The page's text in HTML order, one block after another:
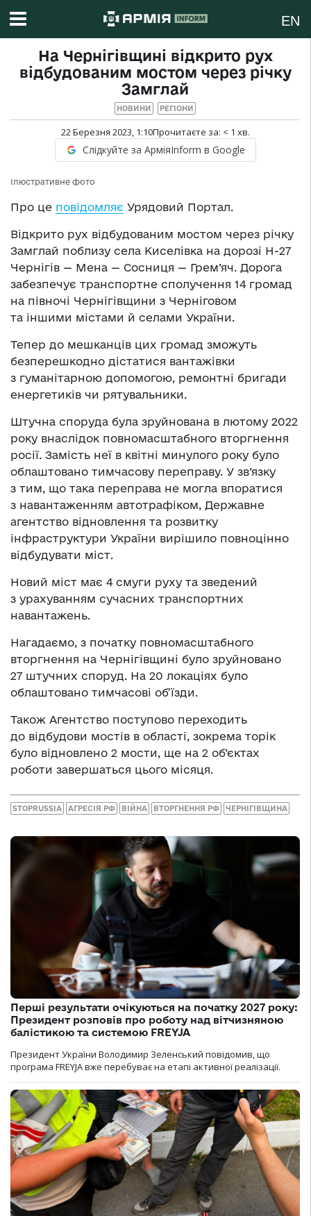
EN
На Чернігівщині відкрито рух
відбудованим мостом через річку
Замглай
НОВИНИ РЕГІОНИ
22 Березня 2023, 1:10Прочитаєте за: < 1 хв.
Слідкуйте за АрміяInform в Google
Ілюстративне фото
Про це повідомляє Урядовий Портал.
Відкрито рух відбудованим мостом через річку
Замглай поблизу села Киселівка на дорозі Н-27
Чернігів — Мена — Сосниця — Грем’яч. Дорога
забезпечує транспортне сполучення 14 громад
на півночі Чернігівщини з Черніговом
та іншими містами й селами України.
Тепер до мешканців цих громад зможуть
безперешкодно дістатися вантажівки
з гуманітарною допомогою, ремонтні бригади
енергетиків чи рятувальники.
Штучна споруда була зруйнована в лютому 2022
року внаслідок повномасштабного вторгнення
росії. Замість неї в квітні минулого року було
облаштовано тимчасову переправу. У зв’язку
з тим, що така переправа не могла впоратися
з навантаженням автотрафіком, Державне
агентство відновлення та розвитку
інфраструктури України вирішило повноцінно
відбудувати міст.
Новий міст має 4 смуги руху та зведений
з урахуванням сучасних транспортних
навантажень.
Нагадаємо, з початку повномасштабного
вторгнення на Чернігівщині було зруйновано
27 штучних споруд. На 20 локаціях було
облаштовано тимчасові об’їзди.
Також Агентство поступово переходить
до відбудови мостів в області, зокрема торік
було відновлено 2 мости, ще на 2 об’єктах
роботи завершаться цього місяця.
STOPRUSSIA АГРЕСІЯ РФ ВІЙНА ВТОРГНЕННЯ РФ ЧЕРНІГІВЩИНА
Перші результати очікуються на початку 2027 року:
Президент розповів про роботу над вітчизняною
балістикою та системою FREYJA
Президент України Володимир Зеленський повідомив, що
програма FREYJA вже перебуває на етапі активної реалізації.